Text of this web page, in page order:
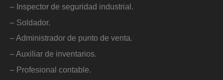
– Inspector de seguridad industrial.
– Soldador.
– Administrador de punto de venta.
– Auxiliar de inventarios.
– Profesional contable.